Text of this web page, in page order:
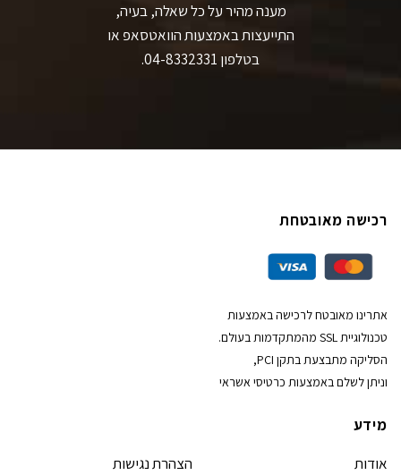
מענה מהיר על כל שאלה, בעיה,
התייעצות באמצעות הוואטסאפ או
בטלפון 04-8332331.
רכישה מאובטחת
אתרינו מאובטח לרכישה באמצעות
טכנולוגיית SSL מהמתקדמות בעולם.
הסליקה מתבצעת בתקן PCI,
וניתן לשלם באמצעות כרטיסי אשראי
מידע
אודות
הצהרת נגישות